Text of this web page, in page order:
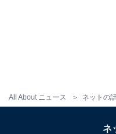
All About ニュース ネットの
ネ